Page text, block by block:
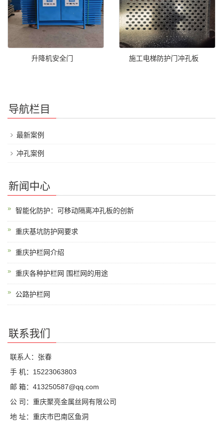
升降机安全门 施工电梯防护门冲孔板
导航栏目
最新案例
冲孔案例
新闻中心
智能化防护：可移动隔离冲孔板的创新
重庆基坑防护网要求
重庆护栏网介绍
重庆各种护栏网 围栏网的用途
公路护栏网
联系我们
联系人：张春
手 机：15223063803
邮 箱：413250587@qq.com
公 司：重庆聚亮金属丝网有限公司
地 址：重庆市巴南区鱼洞